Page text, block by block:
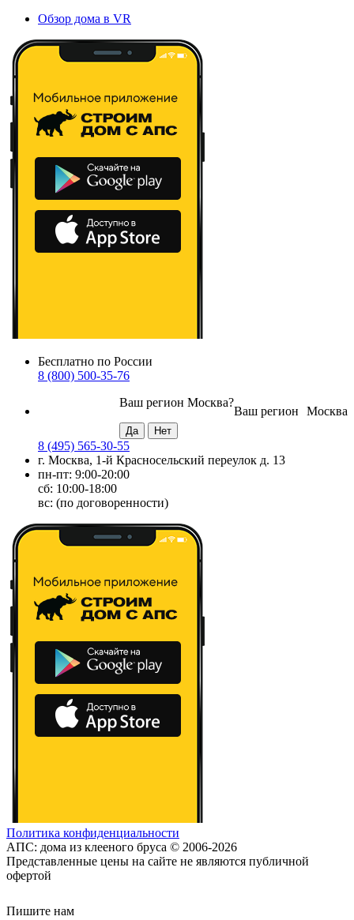
Обзор дома в VR
Бесплатно по России
8 (800) 500-35-76
Москва
Ваш регион
Ваш регион Москва?
8 (495) 565-30-55
г. Москва, 1-й Красносельский переулок д. 13
пн-пт: 9:00-20:00
сб: 10:00-18:00
вс: (по договоренности)
Политика конфиденциальности
АПС: дома из клееного бруса © 2006-2026
Представленные цены на сайте не являются публичной
офертой
Пишите нам